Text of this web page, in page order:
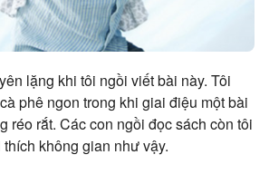
lặng khi tôi ngồi viết bài này. Tôi
phê ngon trong khi giai điệu một bài
réo rắt. Các con ngồi đọc sách còn tôi
không gian như vậy.